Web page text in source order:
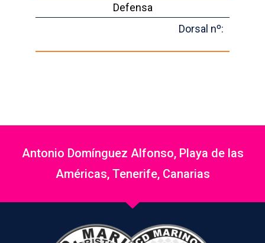
Defensa
Dorsal nº:
Antonio Domínguez Alfonso, Playa de las
Américas, Tenerife, Canarias